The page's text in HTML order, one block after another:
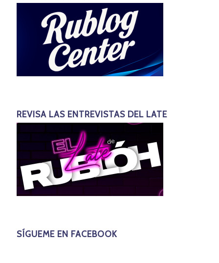
REVISA LAS ENTREVISTAS DEL LATE
SÍGUEME EN FACEBOOK